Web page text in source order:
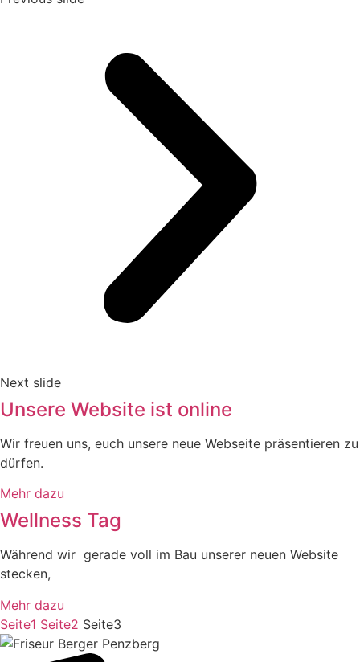
Next slide
Unsere Website ist online
Wir freuen uns, euch unsere neue Webseite präsentieren zu
dürfen.
Mehr dazu
Wellness Tag
Während wir gerade voll im Bau unserer neuen Website
stecken,
Mehr dazu
Seite1 Seite2 Seite3